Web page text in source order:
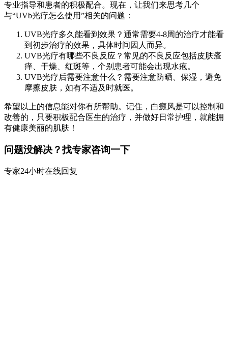
专业指导和患者的积极配合。现在，让我们来思考几个
与“UVb光疗怎么使用”相关的问题：
UVB光疗多久能看到效果？通常需要4-8周的治疗才能看
到初步治疗的效果，具体时间因人而异。
UVB光疗有哪些不良反应？常见的不良反应包括皮肤瘙
痒、干燥、红斑等，个别患者可能会出现水疱。
UVB光疗后需要注意什么？需要注意防晒、保湿，避免
摩擦皮肤，如有不适及时就医。
希望以上的信息能对你有所帮助。记住，白癜风是可以控制和
改善的，只要积极配合医生的治疗，并做好日常护理，就能拥
有健康美丽的肌肤！
问题没解决？找专家咨询一下
专家24小时在线回复